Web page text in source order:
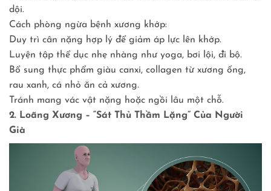
dội.
Cách phòng ngừa bệnh xương khớp:
Duy trì cân nặng hợp lý để giảm áp lực lên khớp.
Luyện tập thể dục nhẹ nhàng như yoga, bơi lội, đi bộ.
Bổ sung thực phẩm giàu canxi, collagen từ xương ống,
rau xanh, cá nhỏ ăn cả xương.
Tránh mang vác vật nặng hoặc ngồi lâu một chỗ.
2. Loãng Xương – “Sát Thủ Thầm Lặng” Của Người
Già